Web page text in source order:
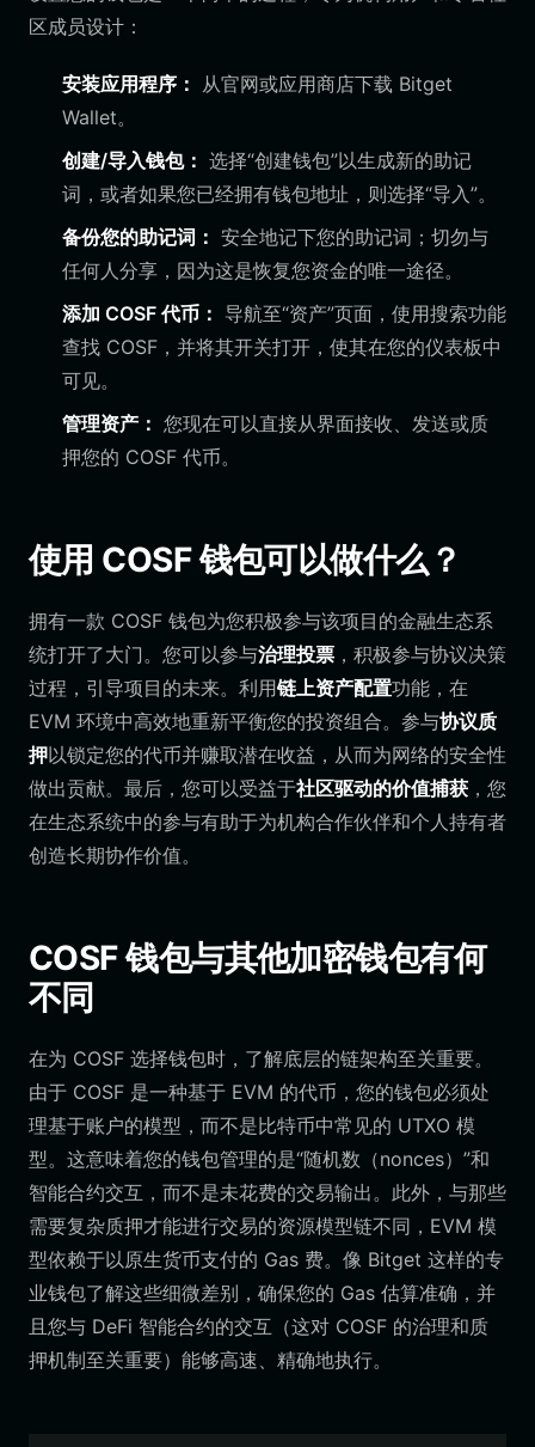
区成员设计：
安装应用程序： 从官网或应用商店下载 Bitget
Wallet。
创建/导入钱包： 选择“创建钱包”以生成新的助记
词，或者如果您已经拥有钱包地址，则选择“导入”。
备份您的助记词： 安全地记下您的助记词；切勿与
任何人分享，因为这是恢复您资金的唯一途径。
添加 COSF 代币： 导航至“资产”页面，使用搜索功能
查找 COSF，并将其开关打开，使其在您的仪表板中
可见。
管理资产： 您现在可以直接从界面接收、发送或质
押您的 COSF 代币。
使用 COSF 钱包可以做什么？
拥有一款 COSF 钱包为您积极参与该项目的金融生态系
统打开了大门。您可以参与治理投票 ，积极参与协议决策
过程，引导项目的未来。利用链上资产配置功能，在
EVM 环境中高效地重新平衡您的投资组合。参与协议质
押以锁定您的代币并赚取潜在收益，从而为网络的安全性
做出贡献。最后，您可以受益于社区驱动的价值捕获 ，您
在生态系统中的参与有助于为机构合作伙伴和个人持有者
创造长期协作价值。
COSF 钱包与其他加密钱包有何
不同
在为 COSF 选择钱包时，了解底层的链架构至关重要。
由于 COSF 是一种基于 EVM 的代币，您的钱包必须处
理基于账户的模型，而不是比特币中常见的 UTXO 模
型。这意味着您的钱包管理的是“随机数（nonces）”和
智能合约交互，而不是未花费的交易输出。此外，与那些
需要复杂质押才能进行交易的资源模型链不同，EVM 模
型依赖于以原生货币支付的 Gas 费。像 Bitget 这样的专
业钱包了解这些细微差别，确保您的 Gas 估算准确，并
且您与 DeFi 智能合约的交互（这对 COSF 的治理和质
押机制至关重要）能够高速、精确地执行。